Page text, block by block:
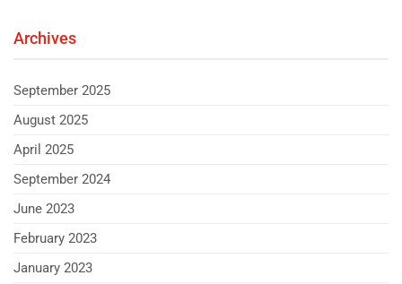
Archives
September 2025
August 2025
April 2025
September 2024
June 2023
February 2023
January 2023